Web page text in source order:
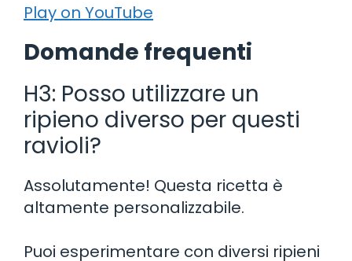
Play on YouTube
Domande frequenti
H3: Posso utilizzare un
ripieno diverso per questi
ravioli?
Assolutamente! Questa ricetta è
altamente personalizzabile.
Puoi esperimentare con diversi ripieni